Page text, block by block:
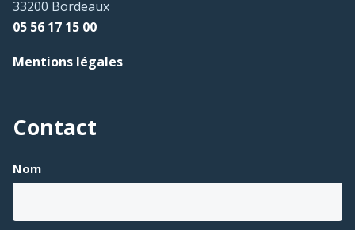
33200 Bordeaux
05 56 17 15 00
Mentions légales
Contact
Nom